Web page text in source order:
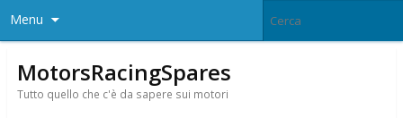
Menu
MotorsRacingSpares
Tutto quello che c'è da sapere sui motori